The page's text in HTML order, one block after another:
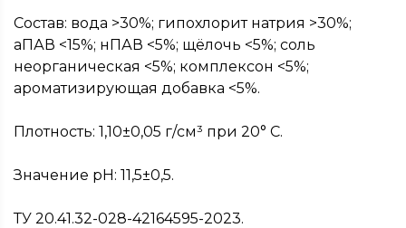
Состав: вода >30%; гипохлорит натрия >30%;
аПАВ <15%; нПАВ <5%; щёлочь <5%; соль
неорганическая <5%; комплексон <5%;
ароматизирующая добавка <5%.
Плотность: 1,10±0,05 г/см³ при 20° С.
Значение pH: 11,5±0,5.
ТУ 20.41.32-028-42164595-2023.